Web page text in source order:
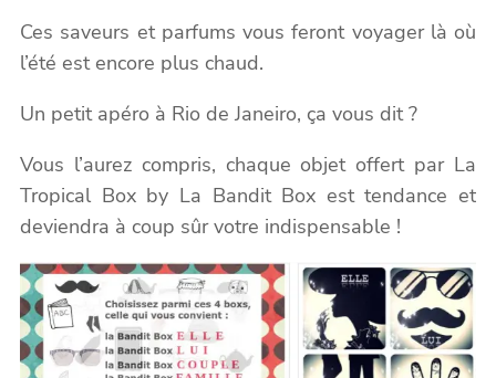
Ces saveurs et parfums vous feront voyager là où
l’été est encore plus chaud.
Un petit apéro à Rio de Janeiro, ça vous dit ?
Vous l’aurez compris, chaque objet offert par La
Tropical Box by La Bandit Box est tendance et
deviendra à coup sûr votre indispensable !